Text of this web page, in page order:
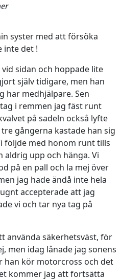
syster med att försöka
inte det !
sidan och hoppade lite
själv tidigare, men han
har medhjälpare. Sen
i remmen jag fäst runt
på sadeln också lyfte
gångerna kastade han sig
följde med honom runt tills
aldrig upp och hänga. Vi
på en pall och la mej över
jag hade ändå inte hela
accepterade att jag
vi och tar nya tag på
använda säkerhetsväst, för
men idag lånade jag sonens
han kör motorcross och det
kommer jag att fortsätta